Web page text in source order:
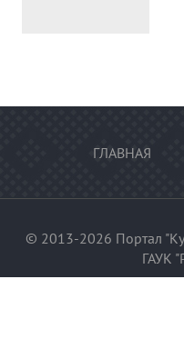
ГЛАВНАЯ
© 2013-2026 Портал
ГАУК